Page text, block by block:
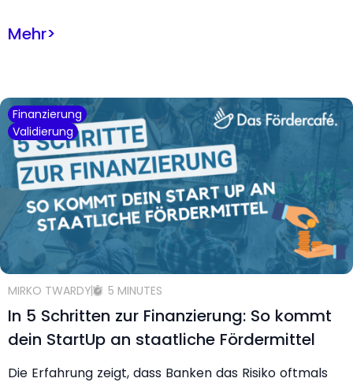
Mehr>
Finanzierung
Validierung
MIRKO TWARDY 5 MINUTES
In 5 Schritten zur Finanzierung: So kommt
dein StartUp an staatliche Fördermittel
Die Erfahrung zeigt, dass Banken das Risiko oftmals